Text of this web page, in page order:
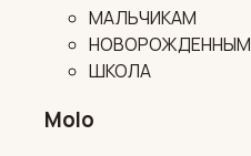
МАЛЬЧИКАМ
НОВОРОЖДЕННЫМ
ШКОЛА
Molo